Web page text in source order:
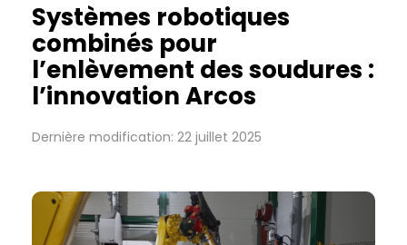
Systèmes robotiques
combinés pour
l’enlèvement des soudures :
l’innovation Arcos
Dernière modification: 22 juillet 2025